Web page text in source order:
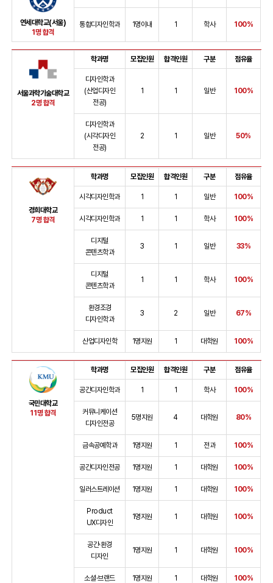
연세대학교(서울)
1명 합격
통합디자인학과 1명이내 1 학사 100%
서울과학기술대학교
2명 합격
학과명 모집인원 합격인원 구분 점유율
디자인학과
(산업디자인
전공)
1 1 일반 100%
디자인학과
(시각디자인
전공)
2 1 일반 50%
경희대학교
7명 합격
학과명 모집인원 합격인원 구분 점유율
시각디자인학과 1 1 일반 100%
시각디자인학과 1 1 학사 100%
디지털
콘텐츠학과
3 1 일반 33%
디지털
콘텐츠학과
1 1 학사 100%
환경조경
디자인학과
3 2 일반 67%
산업디자인학 1명지원 1 대학원 100%
국민대학교
11명 합격
학과명 모집인원 합격인원 구분 점유율
공간디자인학과 1 1 학사 100%
커뮤니케이션
디자인전공
5명지원 4 대학원 80%
금속공예학과 1명지원 1 전과 100%
공간디자인전공 1명지원 1 대학원 100%
일러스트레이션 1명지원 1 대학원 100%
Product
UX디자인
1명지원 1 대학원 100%
공간·환경
디자인
1명지원 1 대학원 100%
소셜·브랜드 1명지원 1 대학원 100%